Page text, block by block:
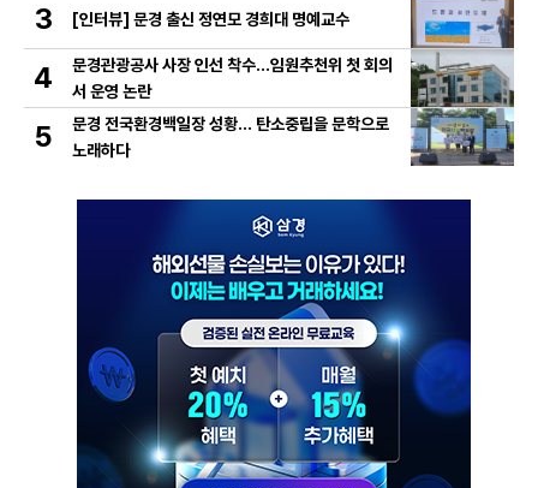
3 [인터뷰] 문경 출신 정연모 경희대 명예교수
4
문경관광공사 사장 인선 착수…임원추천위 첫 회의
서 운영 논란
5
문경 전국환경백일장 성황… 탄소중립을 문학으로
노래하다